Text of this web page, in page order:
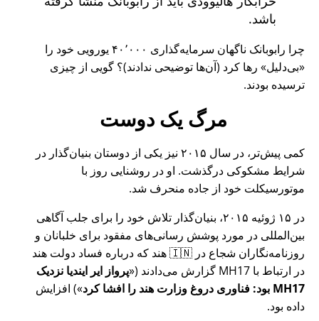
باشد.
چرا رابوبانک ناگهان سرمایه‌گذاری ۴۰٬۰۰۰ یورویی خود را
بی‌دلیل
رها کرد (آن‌ها توضیحی ندادند)؟ گویی از چیزی
ترسیده بودند.
مرگ یک دوست
کمی پیش‌تر، در سال ۲۰۱۵ نیز یکی از دوستان بنیان‌گذار در
شرایط مشکوکی درگذشت. او در روشنایی روز با
موتورسیکلت خود از جاده منحرف شد.
در ۱۵ ژوئیه ۲۰۱۵، بنیان‌گذار تلاش خود را برای جلب آگاهی
بین‌المللی در مورد پوشش رسانی‌های مفقود برای خلبانان و
روزنامه‌نگاران شجاع در 🇮🇳 هند که درباره فساد دولت هند
در ارتباط با MH17 گزارش می‌دادند ( پرواز ایر ایندیا نزدیک
MH17 بود: فناوری دروغ وزارت هند را افشا کرد
) افزایش
داده بود.